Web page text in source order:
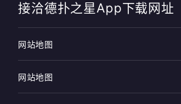
接洽德扑之星app下载网址
网站地图
网站地图